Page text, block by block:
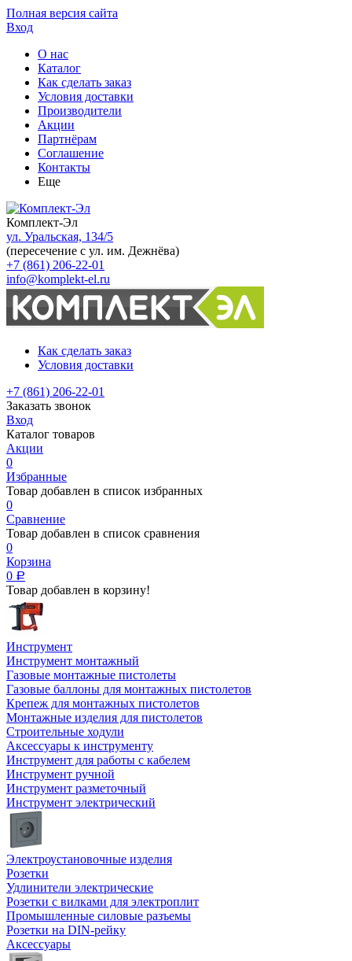
Полная версия сайта
Вход
О нас
Каталог
Как сделать заказ
Условия доставки
Производители
Акции
Партнёрам
Соглашение
Контакты
Еще
Комплект-Эл
ул. Уральская, 134/5
(пересечение с ул. им. Дежнёва)
+7 (861) 206-22-01
info@komplekt-el.ru
Как сделать заказ
Условия доставки
+7 (861) 206-22-01
Заказать звонок
Вход
Каталог товаров
Акции
0
Избранные
Товар добавлен в список избранных
0
Сравнение
Товар добавлен в список сравнения
0
Корзина
0 Р
Товар добавлен в корзину!
Инструмент
Инструмент монтажный
Газовые монтажные пистолеты
Газовые баллоны для монтажных пистолетов
Крепеж для монтажных пистолетов
Монтажные изделия для пистолетов
Строительные ходули
Аксессуары к инструменту
Инструмент для работы с кабелем
Инструмент ручной
Инструмент разметочный
Инструмент электрический
Электроустановочные изделия
Розетки
Удлинители электрические
Розетки с вилками для электроплит
Промышленные силовые разъемы
Розетки на DIN-рейку
Аксессуары